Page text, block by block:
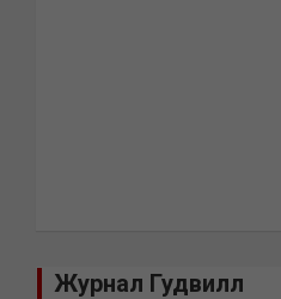
Журнал Гудвилл